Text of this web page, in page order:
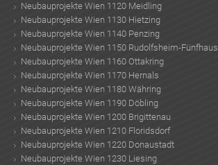
Neubauprojekte Wien 1120 Meidling
Neubauprojekte Wien 1130 Hietzing
Neubauprojekte Wien 1140 Penzing
Neubauprojekte Wien 1150 Rudolfsheim-Fünfhaus
Neubauprojekte Wien 1160 Ottakring
Neubauprojekte Wien 1170 Hernals
Neubauprojekte Wien 1180 Währing
Neubauprojekte Wien 1190 Döbling
Neubauprojekte Wien 1200 Brigittenau
Neubauprojekte Wien 1210 Floridsdorf
Neubauprojekte Wien 1220 Donaustadt
Neubauprojekte Wien 1230 Liesing